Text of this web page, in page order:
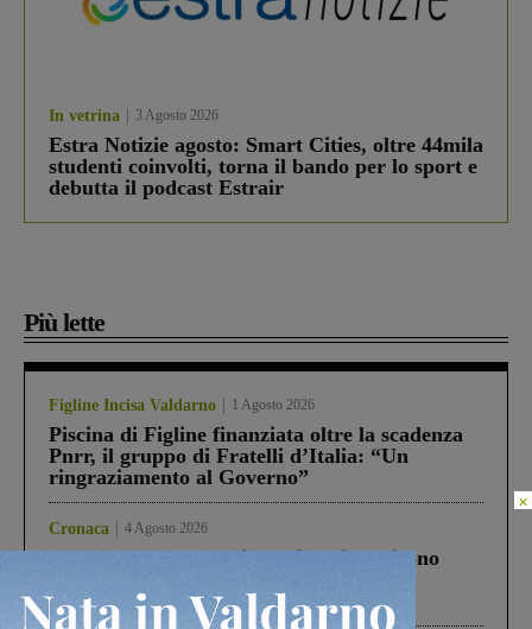
In vetrina 3 Agosto 2026
Estra Notizie agosto: Smart Cities, oltre 44mila
studenti coinvolti, torna il bando per lo sport e
debutta il podcast Estrair
Più lette
Figline Incisa Valdarno 1 Agosto 2026
Piscina di Figline finanziata oltre la scadenza
Pnrr, il gruppo di Fratelli d’Italia: “Un
ringraziamento al Governo”
Cronaca 4 Agosto 2026
Un anno fa la strage in A1 in cui morirono
Gianni, Giulia e Franco. Lo schianto, il
processo, lo stop ai sorpassi fra tir....
×